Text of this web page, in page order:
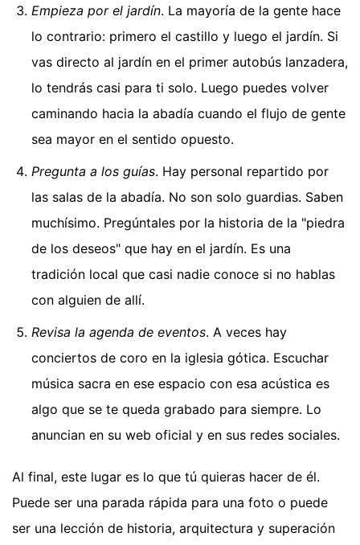
Empieza por el jardín. La mayoría de la gente hace
lo contrario: primero el castillo y luego el jardín. Si
vas directo al jardín en el primer autobús lanzadera,
lo tendrás casi para ti solo. Luego puedes volver
caminando hacia la abadía cuando el flujo de gente
sea mayor en el sentido opuesto.
Pregunta a los guías. Hay personal repartido por
las salas de la abadía. No son solo guardias. Saben
muchísimo. Pregúntales por la historia de la "piedra
de los deseos" que hay en el jardín. Es una
tradición local que casi nadie conoce si no hablas
con alguien de allí.
Revisa la agenda de eventos. A veces hay
conciertos de coro en la iglesia gótica. Escuchar
música sacra en ese espacio con esa acústica es
algo que se te queda grabado para siempre. Lo
anuncian en su web oficial y en sus redes sociales.
Al final, este lugar es lo que tú quieras hacer de él.
Puede ser una parada rápida para una foto o puede
ser una lección de historia, arquitectura y superación